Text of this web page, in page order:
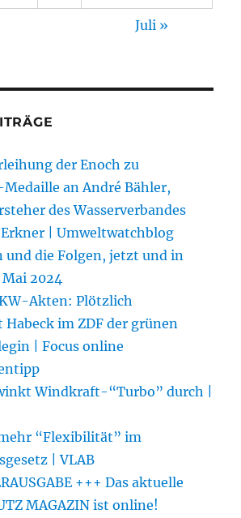
Juli »
der Enoch zu
an André Bähler,
des Wasserverbandes
| Umweltwatchblog
und die Folgen, jetzt und in
2024
Akten: Plötzlich
im ZDF der grünen
| Focus online
Windkraft-“Turbo” durch |
“Flexibilität” im
| VLAB
+++ Das aktuelle
MAGAZIN ist online!